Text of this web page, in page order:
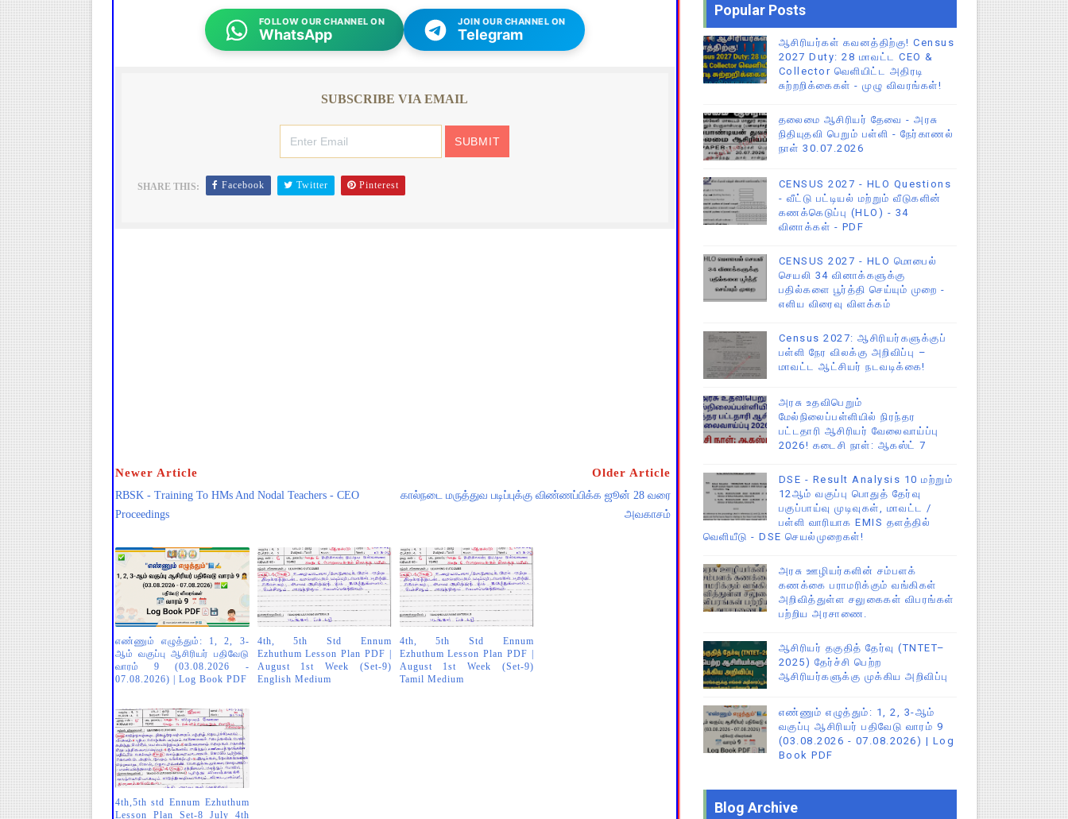
FOLLOW OUR CHANNEL ON
WhatsApp
JOIN OUR CHANNEL ON
Telegram
SUBSCRIBE VIA EMAIL
SHARE THIS: Facebook Twitter Pinterest
Newer Article
RBSK - Training To HMs And Nodal Teachers - CEO
Proceedings
Older Article
கால்நடை மருத்துவ படிப்புக்கு விண்ணப்பிக்க ஜூன் 28 வரை
அவகாசம்
எண்ணும் எழுத்தும்: 1, 2, 3-
ஆம் வகுப்பு ஆசிரியர் பதிவேடு
வாரம் 9 (03.08.2026 -
07.08.2026) | Log Book PDF
4th, 5th Std Ennum
Ezhuthum Lesson Plan PDF |
August 1st Week (Set-9)
English Medium
4th, 5th Std Ennum
Ezhuthum Lesson Plan PDF |
August 1st Week (Set-9)
Tamil Medium
4th,5th std Ennum Ezhuthum
Lesson Plan Set-8 July 4th
Popular Posts
ஆசிரியர்கள் கவனத்திற்கு! Census
2027 Duty: 28 மாவட்ட CEO &
Collector வெளியிட்ட அதிரடி
சுற்றறிக்கைகள் - முழு விவரங்கள்!
தலைமை ஆசிரியர் தேவை - அரசு
நிதியுதவி பெறும் பள்ளி - நேர்காணல்
நாள் 30.07.2026
CENSUS 2027 - HLO Questions
- வீட்டு பட்டியல் மற்றும் வீடுகளின்
கணக்கெடுப்பு (HLO) - 34
வினாக்கள் - PDF
CENSUS 2027 - HLO மொபைல்
செயலி 34 வினாக்களுக்கு
பதில்களை பூர்த்தி செய்யும் முறை -
எளிய விரைவு விளக்கம்
Census 2027: ஆசிரியர்களுக்குப்
பள்ளி நேர விலக்கு அறிவிப்பு –
மாவட்ட ஆட்சியர் நடவடிக்கை!
அரசு உதவிபெறும்
மேல்நிலைப்பள்ளியில் நிரந்தர
பட்டதாரி ஆசிரியர் வேலைவாய்ப்பு
2026! கடைசி நாள்: ஆகஸ்ட் 7
DSE - Result Analysis 10 மற்றும்
12ஆம் வகுப்பு பொதுத் தேர்வு
பகுப்பாய்வு முடிவுகள், மாவட்ட /
பள்ளி வாரியாக EMIS தளத்தில்
வெளியீடு - DSE செயல்முறைகள்!
அரசு ஊழியர்களின் சம்பளக்
கணக்கை பராமரிக்கும் வங்கிகள்
அறிவித்துள்ள சலுகைகள் விபரங்கள்
பற்றிய அரசாணை.
ஆசிரியர் தகுதித் தேர்வு (TNTET–
2025) தேர்ச்சி பெற்ற
ஆசிரியர்களுக்கு முக்கிய அறிவிப்பு
எண்ணும் எழுத்தும்: 1, 2, 3-ஆம்
வகுப்பு ஆசிரியர் பதிவேடு வாரம் 9
(03.08.2026 - 07.08.2026) | Log
Book PDF
Blog Archive